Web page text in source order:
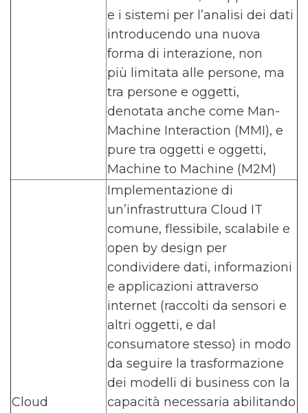
e i sistemi per l’analisi dei dati
introducendo una nuova
forma di interazione, non
più limitata alle persone, ma
tra persone e oggetti,
denotata anche come Man-
Machine Interaction (MMI), e
pure tra oggetti e oggetti,
Machine to Machine (M2M)
Cloud
Implementazione di
un’infrastruttura Cloud IT
comune, flessibile, scalabile e
open by design per
condividere dati, informazioni
e applicazioni attraverso
internet (raccolti da sensori e
altri oggetti, e dal
consumatore stesso) in modo
da seguire la trasformazione
dei modelli di business con la
capacità necessaria abilitando